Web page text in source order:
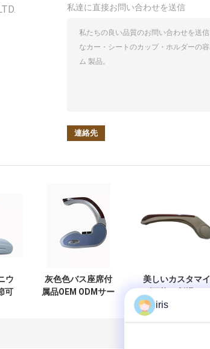
私達に直接お問い合わせを送信
ウ
可
灰色色バス座席付
属品OEM ODMサー
美しいカスタマイ
ー・シートの
Armrestの標準サ
iris